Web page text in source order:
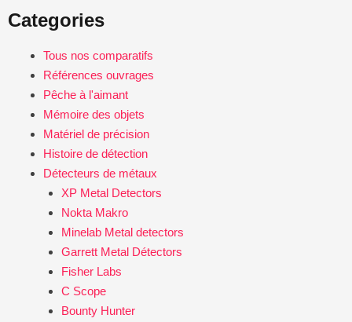
Categories
Tous nos comparatifs
Références ouvrages
Pêche à l'aimant
Mémoire des objets
Matériel de précision
Histoire de détection
Détecteurs de métaux
XP Metal Detectors
Nokta Makro
Minelab Metal detectors
Garrett Metal Détectors
Fisher Labs
C Scope
Bounty Hunter